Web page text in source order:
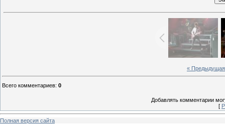
« Предыдущая
Всего комментариев: 0
Добавлять комментарии
[
Полная версия сайта